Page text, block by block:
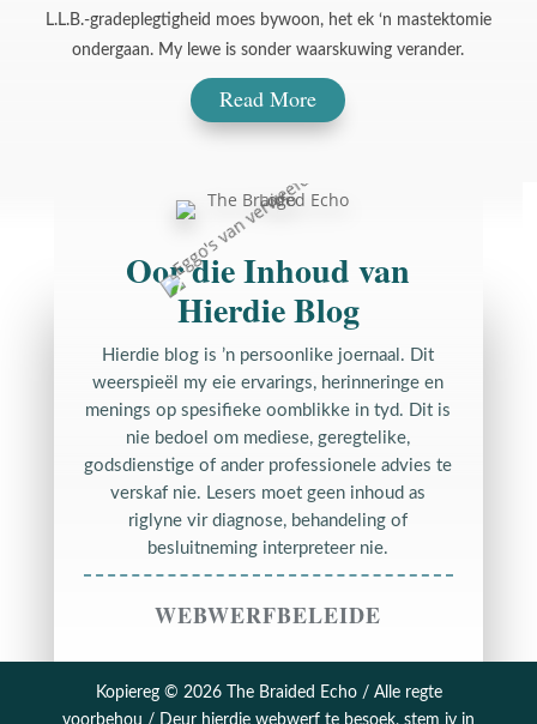
L.L.B.-gradeplegtigheid moes bywoon, het ek ‘n mastektomie
ondergaan. My lewe is sonder waarskuwing verander.
Read More
Oor die Inhoud van
Hierdie Blog
Hierdie blog is ’n persoonlike joernaal. Dit
weerspieël my eie ervarings, herinneringe en
menings op spesifieke oomblikke in tyd. Dit is
nie bedoel om mediese, geregtelike,
godsdienstige of ander professionele advies te
verskaf nie. Lesers moet geen inhoud as
riglyne vir diagnose, behandeling of
besluitneming interpreteer nie.
WEBWERFBELEIDE
Kopiereg © 2026 The Braided Echo / Alle regte
voorbehou / Deur hierdie webwerf te besoek, stem jy in